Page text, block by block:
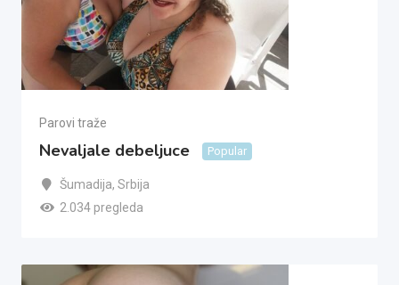
Parovi traže
Nevaljale debeljuce Popular
Šumadija, Srbija
2.034 pregleda